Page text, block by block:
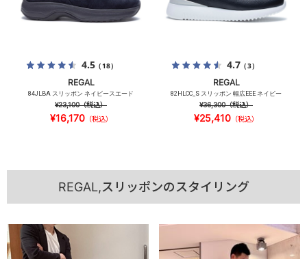
4.5（18）
REGAL
84JLBA スリッポン ネイビースエード
¥23,100（税込）
¥16,170（税込）
4.7（3）
REGAL
82HLCC_S スリッポン 幅広EEE ネイビー
¥36,300（税込）
¥25,410 （税込）
REGAL,スリッポンのスタイリング